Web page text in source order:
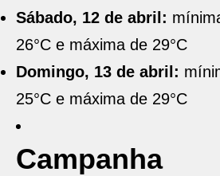
Sábado, 12 de abril:
26°C e máxima de 29°C
Domingo, 13 de abril:
25°C e máxima de 29°C
Campanha